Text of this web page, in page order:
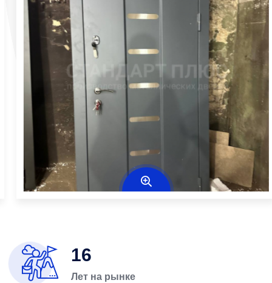
16
Лет на рынке